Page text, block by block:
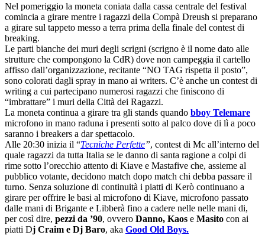
Nel pomeriggio la moneta coniata dalla cassa centrale del festival
comincia a girare mentre i ragazzi della Compà Dreush si preparano
a girare sul tappeto messo a terra prima della finale del contest di
breaking.
Le parti bianche dei muri degli scrigni (scrigno è il nome dato alle
strutture che compongono la CdR) dove non campeggia il cartello
affisso dall’organizzazione, recitante “NO TAG rispetta il posto”,
sono colorati dagli spray in mano ai writers. C’è anche un contest di
writing a cui partecipano numerosi ragazzi che finiscono di
“imbrattare” i muri della Città dei Ragazzi.
La moneta continua a girare tra gli stands quando bboy Telemare
microfono in mano raduna i presenti sotto al palco dove di lì a poco
saranno i breakers a dar spettacolo.
Alle 20:30 inizia il “Tecniche Perfette”, contest di Mc all’interno del
quale ragazzi da tutta Italia se le danno di santa ragione a colpi di
rime sotto l’orecchio attento di Kiave e Mastafive che, assieme al
pubblico votante, decidono match dopo match chi debba passare il
turno. Senza soluzione di continuità i piatti di Kerò continuano a
girare per offrire le basi al microfono di Kiave, microfono passato
dalle mani di Brigante e Libberà fino a cadere nelle nelle mani di,
per così dire, pezzi da ’90, ovvero Danno, Kaos e Masito con ai
piatti Dj Craim e Dj Baro, aka Good Old Boys.